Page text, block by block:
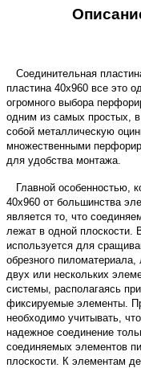
Соединительная
пластина 40х960 все это
огромного выбора
одним из самых простых, в
собой металлическую
множественными
для удобства монтажа.
Главной особенностью,
40х960 от большинства
является то, что
лежат в одной плоскости.
используется для
обрезного
двух или нескольких
системы, располагаясь
фиксируемые элементы.
необходимо учитывать,
надежное соединение
соединяемых элементов
плоскости. К элементам